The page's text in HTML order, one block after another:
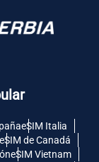
eSIM Italia
eSIM de Canadá
eSIM Vietnam